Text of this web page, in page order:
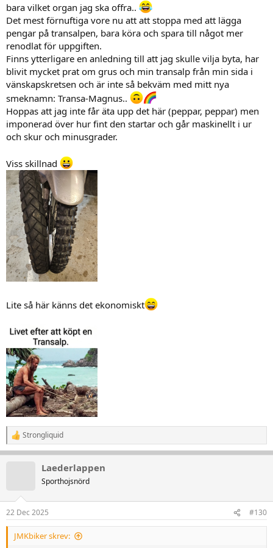
bara vilket organ jag ska offra..
Det mest förnuftiga vore nu att att stoppa med att lägga
pengar på transalpen, bara köra och spara till något mer
renodlat för uppgiften.
Finns ytterligare en anledning till att jag skulle vilja byta, har
blivit mycket prat om grus och min transalp från min sida i
vänskapskretsen och är inte så bekväm med mitt nya
smeknamn: Transa-Magnus..
Hoppas att jag inte får äta upp det här (peppar, peppar) men
imponerad över hur fint den startar och går maskinellt i ur
och skur och minusgrader.
Viss skillnad
Lite så här känns det ekonomiskt
R
e
a
n
e
r
Strongliquid
Laederlappen
Sporthojsnörd
22 Dec 2025 #130
JMKbiker skrev: